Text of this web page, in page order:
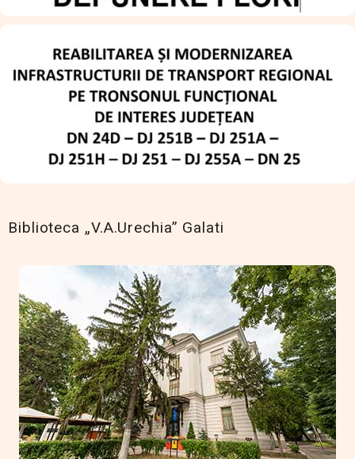
Biblioteca „V.A.Urechia” Galati